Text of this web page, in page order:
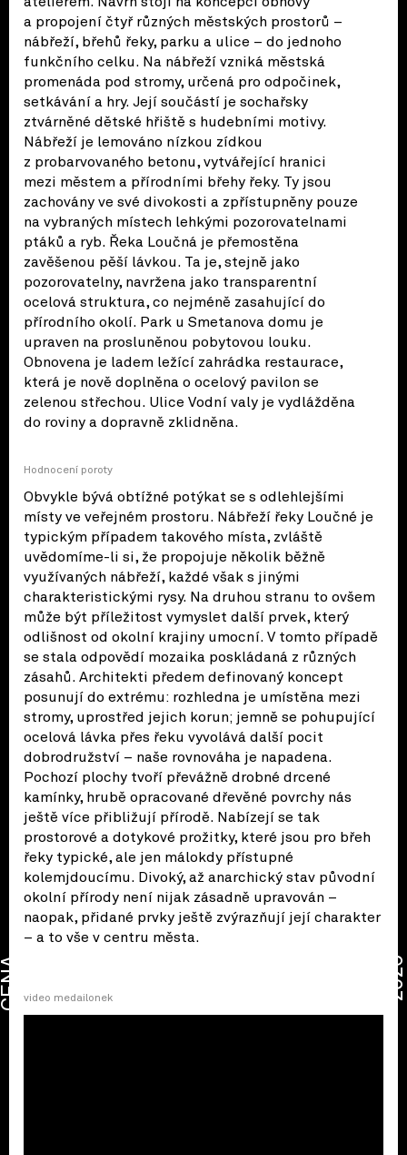
a propojení čtyř různých městských prostorů –
nábřeží, břehů řeky, parku a ulice – do jednoho
funkčního celku. Na nábřeží vzniká městská
promenáda pod stromy, určená pro odpočinek,
setkávání a hry. Její součástí je sochařsky
ztvárněné dětské hřiště s hudebními motivy.
Nábřeží je lemováno nízkou zídkou
z probarvovaného betonu, vytvářející hranici
mezi městem a přírodními břehy řeky. Ty jsou
zachovány ve své divokosti a zpřístupněny pouze
na vybraných místech lehkými pozorovatelnami
ptáků a ryb. Řeka Loučná je přemostěna
zavěšenou pěší lávkou. Ta je, stejně jako
pozorovatelny, navržena jako transparentní
ocelová struktura, co nejméně zasahující do
přírodního okolí. Park u Smetanova domu je
upraven na prosluněnou pobytovou louku.
Obnovena je ladem ležící zahrádka restaurace,
která je nově doplněna o ocelový pavilon se
zelenou střechou. Ulice Vodní valy je vydlážděna
do roviny a dopravně zklidněna.
Hodnocení poroty
Obvykle bývá obtížné potýkat se s odlehlejšími
místy ve veřejném prostoru. Nábřeží řeky Loučné je
typickým případem takového místa, zvláště
uvědomíme-li si, že propojuje několik běžně
využívaných nábřeží, každé však s jinými
charakteristickými rysy. Na druhou stranu to ovšem
může být příležitost vymyslet další prvek, který
odlišnost od okolní krajiny umocní. V tomto případě
se stala odpovědí mozaika poskládaná z různých
zásahů. Architekti předem definovaný koncept
posunují do extrému: rozhledna je umístěna mezi
stromy, uprostřed jejich korun; jemně se pohupující
ocelová lávka přes řeku vyvolává další pocit
dobrodružství – naše rovnováha je napadena.
Pochozí plochy tvoří převážně drobné drcené
kamínky, hrubě opracované dřevěné povrchy nás
ještě více přibližují přírodě. Nabízejí se tak
prostorové a dotykové prožitky, které jsou pro břeh
řeky typické, ale jen málokdy přístupné
kolemjdoucímu. Divoký, až anarchický stav původní
okolní přírody není nijak zásadně upravován –
naopak, přidané prvky ještě zvýrazňují její charakter
– a to vše v centru města.
video medailonek
CENA 2026